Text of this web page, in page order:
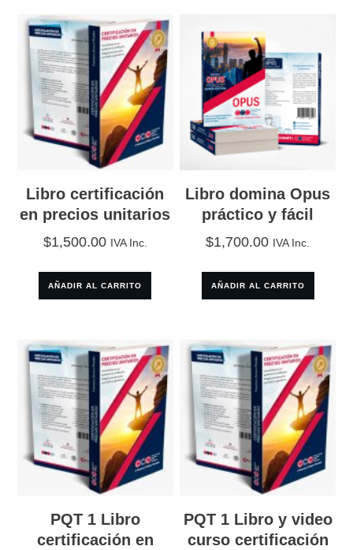
precios
unitarios
Libro
curso
domina
práctico
cantidad
Libro certificación
en precios unitarios
$1,500.00 IVA Inc.
AÑADIR AL CARRITO
Libro domina Opus
práctico y fácil
$1,700.00 IVA Inc.
AÑADIR AL CARRITO
PQT 1 Libro
certificación en
PQT 1 Libro y video
curso certificación